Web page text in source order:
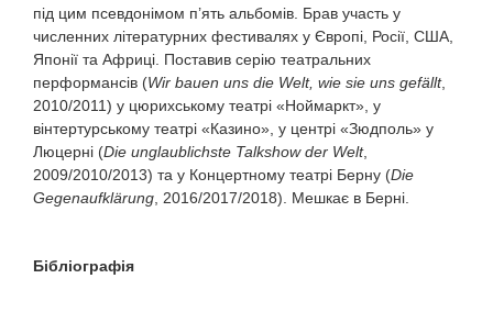
під цим псевдонімом п’ять альбомів. Брав участь у
численних літературних фестивалях у Європі, Росії, США,
Японії та Африці. Поставив серію театральних
перформансів (Wir bauen uns die Welt, wie sie uns gefällt,
2010/2011) у цюрихському театрі «Ноймаркт», у
вінтертурському театрі «Казино», у центрі «Зюдполь» у
Люцерні (Die unglaublichste Talkshow der Welt,
2009/2010/2013) та у Концертному театрі Берну (Die
Gegenaufklärung , 2016/2017/2018). Мешкає в Берні.
Бібліографія